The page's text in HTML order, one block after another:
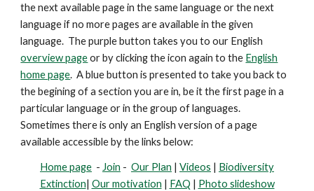
the next available page in the same language or the next
language if no more pages are available in the given
language. The purple button takes you to our English
overview pageor by clicking the icon again to the English
home page. A blue button is presentedto take you back to
the begining of a section you are in, be it the first page in a
particular language or in the group of languages.
Sometimes there is only an English version of a page
available accessible by the links below:
Home page - Join - Our Plan | Videos | Biodiversity
Extinction| Our motivation | FAQ | Photo slideshow